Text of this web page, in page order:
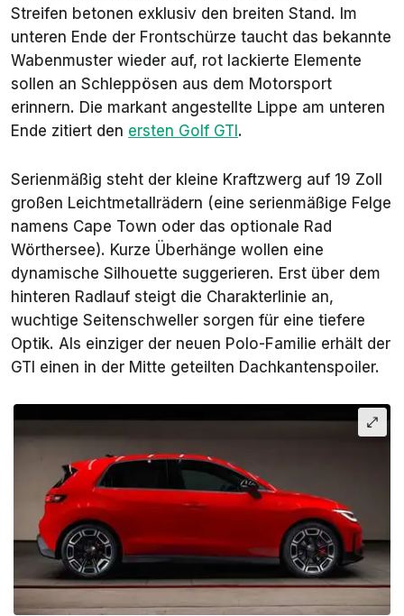
Streifen betonen exklusiv den breiten Stand. Im
unteren Ende der Frontschürze taucht das bekannte
Wabenmuster wieder auf, rot lackierte Elemente
sollen an Schleppösen aus dem Motorsport
erinnern. Die markant angestellte Lippe am unteren
Ende zitiert den ersten Golf GTI.
Serienmäßig steht der kleine Kraftzwerg auf 19 Zoll
großen Leichtmetallrädern (eine serienmäßige Felge
namens Cape Town oder das optionale Rad
Wörthersee). Kurze Überhänge wollen eine
dynamische Silhouette suggerieren. Erst über dem
hinteren Radlauf steigt die Charakterlinie an,
wuchtige Seitenschweller sorgen für eine tiefere
Optik. Als einziger der neuen Polo-Familie erhält der
GTI einen in der Mitte geteilten Dachkantenspoiler.